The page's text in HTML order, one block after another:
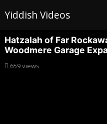
Yiddish Videos
Hatzalah of Far
Woodmere Garage
659views